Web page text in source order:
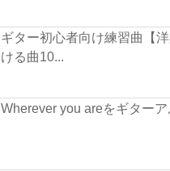
ギター初心者向け練習曲【
ける曲10...
Wherever you areをギター